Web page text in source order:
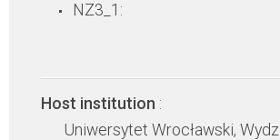
NZ3_1:
Host institution :
Uniwersytet Wrocławski,